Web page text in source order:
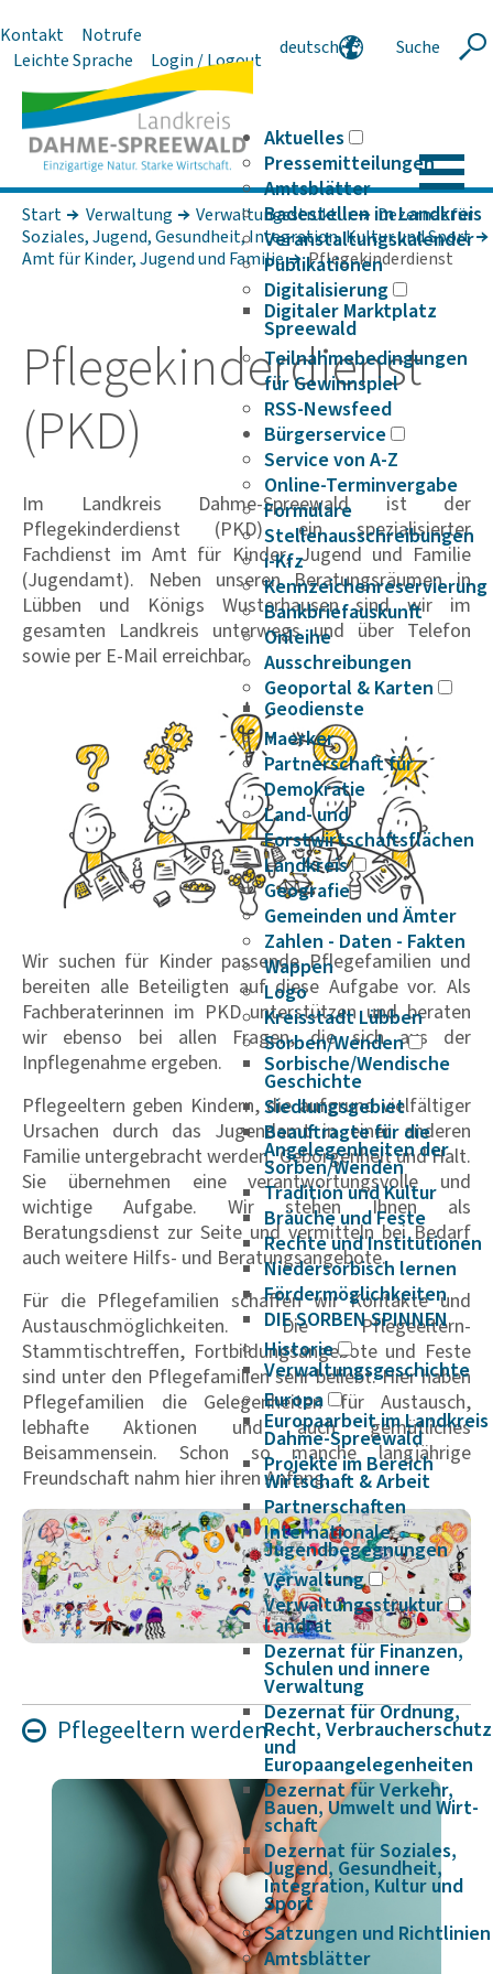
Kontakt
Notrufe
Leichte Sprache
Login / Logout
deutsch
Suche
Aktuelles
Pressemitteilungen
Amtsblätter
Badestellen im Landkreis
Veranstaltungskalender
Publikationen
Digitalisierung
Digitaler Marktplatz
Spreewald
Teilnahmebedingungen
für Gewinnspiel
RSS-Newsfeed
Bürgerservice
Service von A-Z
Online-Terminvergabe
Formulare
Stellenausschreibungen
i-Kfz
Kennzeichenreservierung
Bankbriefauskunft
Onleihe
Ausschreibungen
Geoportal & Karten
Geodienste
Maerker
Partnerschaft für
Demokratie
Land- und
Forstwirtschaftsflächen
Landkreis
Geografie
Gemeinden und Ämter
Zahlen - Daten - Fakten
Wappen
Logo
Kreisstadt Lübben
Sorben/Wenden
Sorbische/Wendische
Geschichte
Siedlungsgebiet
Beauftragte für die
Angelegenheiten der
Sorben/Wenden
Tradition und Kultur
Bräuche und Feste
Rechte und Institutionen
Niedersorbisch lernen
Fördermöglichkeiten
DIE SORBEN SPINNEN
Historie
Verwaltungsgeschichte
Europa
Europaarbeit im Landkreis
Dahme-Spreewald
Projekte im Bereich
Wirtschaft & Arbeit
Partnerschaften
Internationale
Jugendbegegnungen
Verwaltung
Verwaltungsstruktur
Landrat
Dezernat für Finanzen,
Schulen und innere
Verwaltung
Dezernat für Ordnung,
Recht, Verbraucherschutz
und
Europaangelegenheiten
Dezernat für Verkehr,
Bauen, Umwelt und Wirt­
schaft
Dezernat für Soziales,
Jugend, Gesundheit,
Integration, Kultur und
Sport
Satzungen und Richtlinien
Amtsblätter
Start Verwaltung Verwaltungsstruktur
Dezernat für
Soziales, Jugend, Gesundheit, Integration, Kultur und Sport
Amt für Kinder, Jugend und Familie
Pflegekinderdienst
Pfle­ge­kin­der­dienst
(PKD)
Im Landkreis Dahme-Spreewald ist der
Pflegekinderdienst (PKD) ein spezialisierter
Fachdienst im Amt für Kinder, Jugend und Familie
(Jugendamt). Neben unseren Beratungsräumen in
Lübben und Königs Wusterhausen sind wir im
gesamten Landkreis unterwegs und über Telefon
sowie per E-Mail erreichbar.
Wir suchen für Kinder passende Pflegefamilien und
bereiten alle Beteiligten auf diese Aufgabe vor. Als
Fachberaterinnen im PKD unterstützen und beraten
wir ebenso bei allen Fragen, die sich aus der
Inpflegenahme ergeben.
Pflegeeltern geben Kindern, die aufgrund vielfältiger
Ursachen durch das Jugendamt in einer anderen
Familie untergebracht werden, Geborgenheit und Halt.
Sie übernehmen eine verantwortungsvolle und
wichtige Aufgabe. Wir stehen Ihnen als
Beratungsdienst zur Seite und vermitteln bei Bedarf
auch weitere Hilfs- und Beratungsangebote.
Für die Pflegefamilien schaffen wir Kontakte und
Austauschmöglichkeiten. Die Pflegeeltern-
Stammtischtreffen, Fortbildungsangebote und Feste
sind unter den Pflegefamilien sehr beliebt. Hier haben
Pflegefamilien die Gelegenheiten für Austausch,
lebhafte Aktionen und auch gemütliches
Beisammensein. Schon so manche langjährige
Freundschaft nahm hier ihren Anfang.
Pfle­ge­el­tern werden